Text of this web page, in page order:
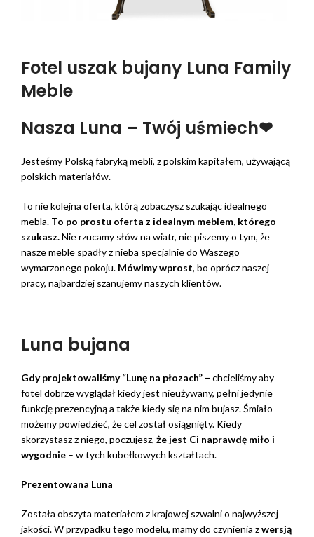
Fotel uszak bujany Luna Family
Meble
Nasza Luna – Twój uśmiech❤
Jesteśmy Polską fabryką mebli, z polskim kapitałem, używającą
polskich materiałów.
To nie kolejna oferta, którą zobaczysz szukając idealnego
mebla. To po prostu oferta z idealnym meblem, którego
szukasz.Nie rzucamy słów na wiatr, nie piszemy o tym, że
nasze meble spadły z nieba specjalnie do Waszego
wymarzonego pokoju. Mówimy wprost, bo oprócz naszej
pracy, najbardziej szanujemy naszych klientów.
Luna bujana
Gdy projektowaliśmy “Lunę na płozach” – chcieliśmy aby
fotel dobrze wyglądał kiedy jest nieużywany, pełni jedynie
funkcję prezencyjną a także kiedy się na nim bujasz. Śmiało
możemy powiedzieć, że cel został osiągnięty. Kiedy
skorzystasz z niego, poczujesz, że jest Ci naprawdę miło i
wygodnie – w tych kubełkowych kształtach.
Prezentowana Luna
Została obszyta materiałem z krajowej szwalni o najwyższej
jakości. W przypadku tego modelu, mamy do czynienia zwersją